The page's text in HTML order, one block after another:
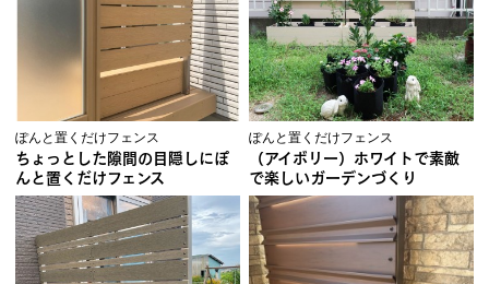
ぽんと置くだけフェンス
ちょっとした隙間の目隠しにぽ
んと置くだけフェンス
ぽんと置くだけフェンス
（アイボリー）ホワイトで素敵
で楽しいガーデンづくり